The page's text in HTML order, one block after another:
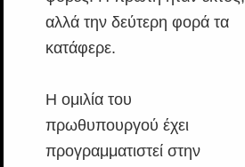
αλλά την δεύτερη φορά τα
κατάφερε.
Η ομιλία του
πρωθυπουργού έχει
προγραμματιστεί στην